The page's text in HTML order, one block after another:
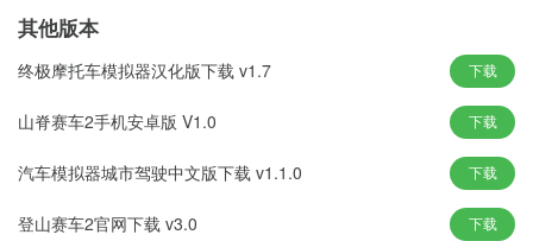
乐趣。
色彩缤纷的海滩场景图片，在风景如画的海滩上驾驶你最喜欢的定
制赛车;
提供精美的车辆和角色，每个玩家都可以自由解锁，用自己喜欢的
其他版本
终极摩托车模拟器汉化版下载 v1.7 下载
山脊赛车2手机安卓版 V1.0 下载
汽车模拟器城市驾驶中文版下载 v1.1.0 下载
登山赛车2官网下载 v3.0 下载